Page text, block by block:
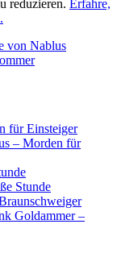
reduzieren. Erfahre,
von Nablus
für Einsteiger
– Morden für
Stunde
Goldammer –